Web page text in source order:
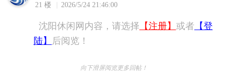
21 楼 2026/5/24 21:46:00
沈阳休闲网内容，请选择 【注册】 或者 【登
陆】
后阅览！
向下滑屏阅览更多回帖！